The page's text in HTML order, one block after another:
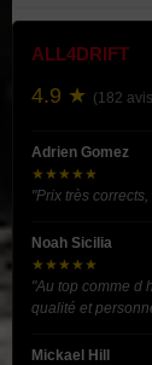
ALL4DRIFT
4.9 ★ (182
Adrien Gomez
★★★★★
"Prix très
Noah Sicilia
★★★★★
"Au top comme d
qualité et
Mickael Hill